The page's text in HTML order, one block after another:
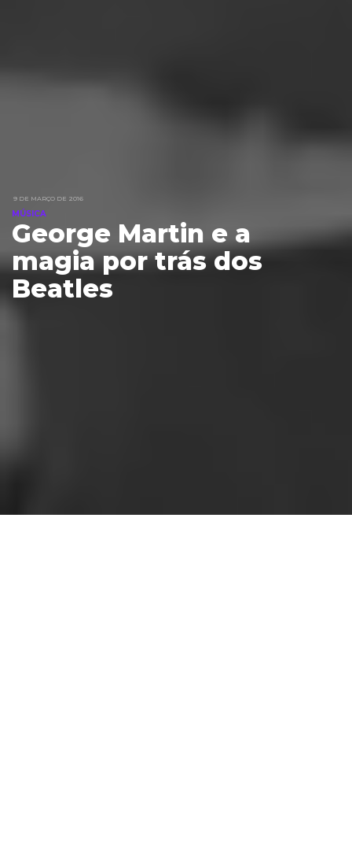
9 DE MARÇO DE 2016
MÚSICA
George Martin e a
magia por trás dos
Beatles